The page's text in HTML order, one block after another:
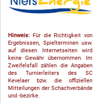
Hinweis: Für die Richtigkeit von
Ergebnissen, Spielterminen usw.
auf diesen Internetseiten wird
keine Gewähr übernommen. Im
Zweifelsfall zählen die Angaben
des Turnierleiters des SC
Kevelaer bzw. die offiziellen
Mitteilungen der Schach­ver­bände
und -bezirke.